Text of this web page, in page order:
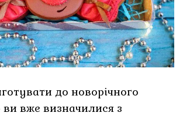
до новорічного
вже визначилися з